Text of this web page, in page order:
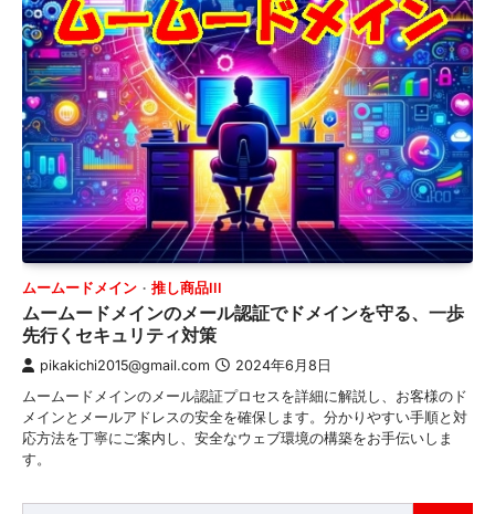
ムームードメイン 推し商品III
ムームードメインのメール認証でドメインを守る、一歩
先行くセキュリティ対策
pikakichi2015@gmail.com 2024年6月8日
ムームードメインのメール認証プロセスを詳細に解説し、お客様のド
メインとメールアドレスの安全を確保します。分かりやすい手順と対
応方法を丁寧にご案内し、安全なウェブ環境の構築をお手伝いしま
す。